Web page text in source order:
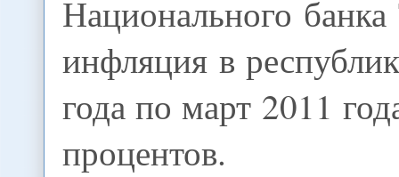
Национального
инфляция в
года по март 2011
процентов.